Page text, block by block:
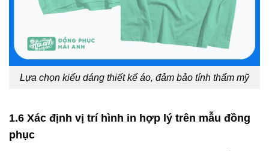
Lựa chọn kiểu dáng thiết kế áo, đảm bảo tính thẩm mỹ
1.6 Xác định vị trí hình in hợp lý trên mẫu đồng
phục